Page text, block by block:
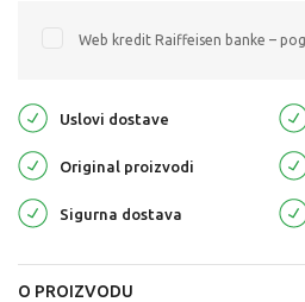
Web kredit Raiffeisen banke –
Uslovi dostave
Original proizvodi
Sigurna dostava
O PROIZVODU